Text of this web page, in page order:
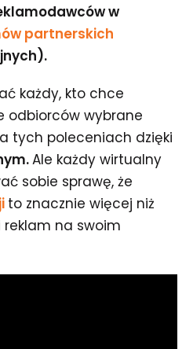
w
partnerskich
każdy, kto chce
odbiorców wybrane
tych poleceniach dzięki
.Ale każdy wirtualny
sobie sprawę, że
to znacznie więcej niż
reklam na swoim